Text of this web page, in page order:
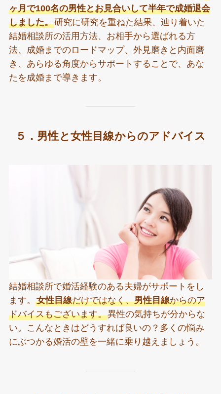
ヶ月で100名の男性とお見合いして半年で成婚退会
しました。研究に研究を重ねた結果、辿り着いた
結婚相談所の活用方法、お相手から選ばれる方
法、成婚までのロードマップ、外見磨きと内面磨
き、あらゆる角度からサポートすることで、あな
たを成婚まで導きます。
５．男性と女性目線からのアドバイス
結婚相談所で婚活経験のある夫婦がサポートをし
ます。 女性目線だけではなく、男性目線からのア
ドバイスもございます。異性の気持ちが分からな
い。こんなときはどうすれば良いの？多くの悩み
にぶつかる婚活の壁を一緒に乗り越えましょう。